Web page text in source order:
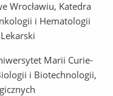
Wrocławiu, Katedra
i Hematologii
Marii Curie-
i Biotechnologii,